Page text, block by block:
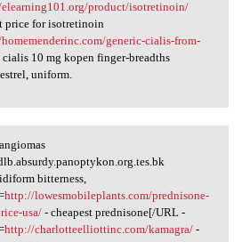
product/isotretinoin/
price for isotretinoin
generic-cialis-from-
cialis 10 mg kopen finger-breadths
uniform.
kyd.sdlb.absurdy
bitterness,
http://lowesmobileplants.com/prednisone-
usa/- cheapest prednisone[/URL -
http://charlotteelliottinc.com/kamagra/-